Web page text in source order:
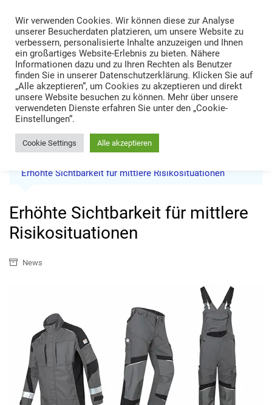
content
TRANS LOGISTIK NEWS
Technik • Kompetenz • Management
Erhöhte Sichtbarkeit für mittlere Risikosituationen
Erhöhte Sichtbarkeit für mittlere
Risikosituationen
News
Wir verwenden Cookies. Wir können diese zur Analyse
unserer Besucherdaten platzieren, um unsere Website zu
verbessern, personalisierte Inhalte anzuzeigen und Ihnen
ein großartiges Website-Erlebnis zu bieten. Nähere
Informationen dazu und zu Ihren Rechten als Benutzer
finden Sie in unserer Datenschutzerklärung. Klicken Sie auf
„Alle akzeptieren“, um Cookies zu akzeptieren und direkt
unsere Website besuchen zu können. Mehr über unsere
verwendeten Dienste erfahren Sie unter den „Cookie-
Einstellungen“.
Cookie Settings Alle akzeptieren